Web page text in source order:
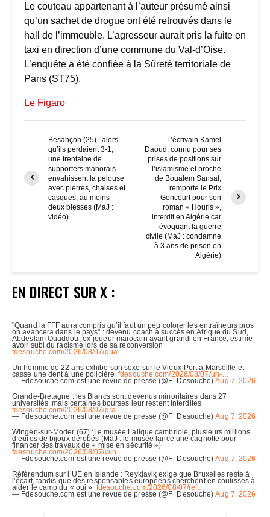
Le couteau appartenant à l’auteur présumé ainsi
qu’un sachet de drogue ont été retrouvés dans le
hall de l’immeuble. L’agresseur aurait pris la fuite en
taxi en direction d’une commune du Val-d’Oise.
L’enquête a été confiée à la Sûreté territoriale de
Paris (ST75).
Le Figaro
Besançon (25) : alors
qu’ils perdaient 3-1,
une trentaine de
supporters mahorais
envahissent la pelouse
avec pierres, chaises et
casques, au moins
deux blessés (MàJ :
vidéo)
L’écrivain Kamel
Daoud, connu pour ses
prises de positions sur
l’islamisme et proche
de Boualem Sansal,
remporte le Prix
Goncourt pour son
roman « Houris »,
interdit en Algérie car
évoquant la guerre
civile (MàJ : condamné
à 3 ans de prison en
Algérie)
EN DIRECT SUR X :